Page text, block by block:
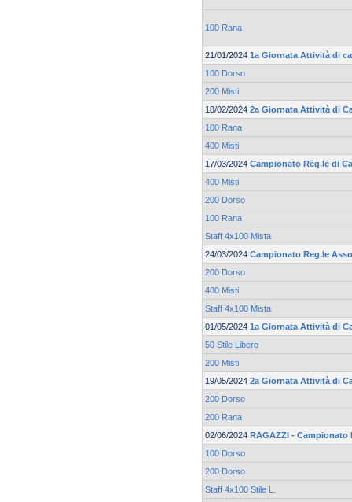
100 Rana
21/01/2024 1a Giornata Attività di
100 Dorso
200 Misti
18/02/2024 2a Giornata Attività di
100 Rana
400 Misti
17/03/2024 Campionato Reg.le di
400 Misti
200 Dorso
100 Rana
Staff 4x100 Mista
24/03/2024 Campionato Reg.le
200 Dorso
400 Misti
Staff 4x100 Mista
01/05/2024 1a Giornata Attività di
50 Stile Libero
200 Misti
19/05/2024 2a Giornata Attività di
200 Dorso
200 Rana
02/06/2024 RAGAZZI - Campionato
100 Dorso
200 Dorso
Staff 4x100 Stile L.